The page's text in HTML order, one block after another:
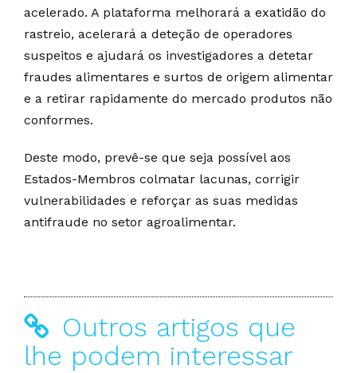
acelerado. A plataforma melhorará a exatidão do
rastreio, acelerará a deteção de operadores
suspeitos e ajudará os investigadores a detetar
fraudes alimentares e surtos de origem alimentar
e a retirar rapidamente do mercado produtos não
conformes.
Deste modo, prevê-se que seja possível aos
Estados-Membros colmatar lacunas, corrigir
vulnerabilidades e reforçar as suas medidas
antifraude no setor agroalimentar.
Outros artigos que
lhe podem interessar